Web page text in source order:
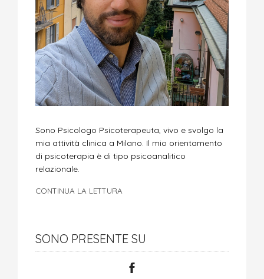
Sono Psicologo Psicoterapeuta, vivo e svolgo la
mia attività clinica a Milano. Il mio orientamento
di psicoterapia è di tipo psicoanalitico
relazionale.
CONTINUA LA LETTURA
SONO PRESENTE SU